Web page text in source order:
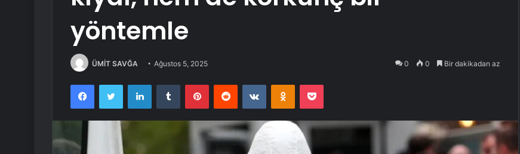
yöntemle
ÜMİT SAVĞA Ağustos 5, 2025 0 0 Bir dakikadan az
FacebookTwitter LinkedInTumblr PinterestReddit VKontakteOdnoklassniki
Pocket